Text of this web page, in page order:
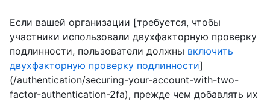
Если вашей организации [требуется, чтобы
участники использовали двухфакторную проверку
подлинности, пользователи должны включить
двухфакторную проверку подлинности]
(/authentication/securing-your-account-with-two-
factor-authentication-2fa), прежде чем добавлять их